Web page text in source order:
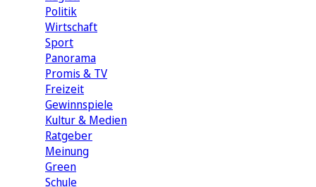
Politik
Wirtschaft
Sport
Panorama
Promis & TV
Freizeit
Gewinnspiele
Kultur & Medien
Ratgeber
Meinung
Green
Schule